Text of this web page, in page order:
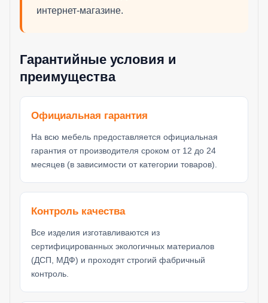
интернет-магазине.
Гарантийные условия и
преимущества
Официальная гарантия
На всю мебель предоставляется официальная
гарантия от производителя сроком от 12 до 24
месяцев (в зависимости от категории товаров).
Контроль качества
Все изделия изготавливаются из
сертифицированных экологичных материалов
(ДСП, МДФ) и проходят строгий фабричный
контроль.